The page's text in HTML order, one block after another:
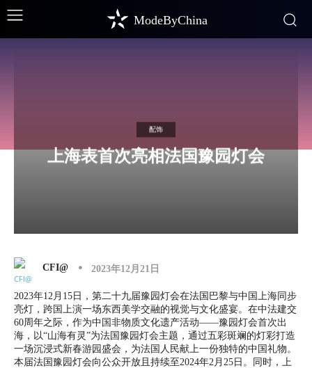
ModeByChina
配饰
上海表首次亮相法国豫园灯会
CFI@ 2023年12月21日
2023年12月15日，第二十九届豫园灯会在法国巴黎与中国上海同步
亮灯，跨国上演一场东西美学交融的视觉与文化盛宴。在中法建交
60周年之际，作为中国非物质文化遗产活动——豫园灯会首次出
海，以“山海有灵”为法国豫园灯会主题，通过五彩斑斓的灯彩打造
一场沉浸式新春游园盛会，为法国人民献上一份独特的中国礼物。
本届法国豫园灯会向公众开放且持续至2024年2月25日。同时，上